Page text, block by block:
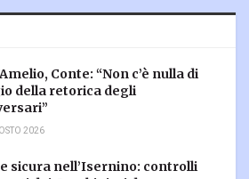
Conte: “Non c’è nulla di
della retorica degli
2026
sicura nell’Isernino: controlli